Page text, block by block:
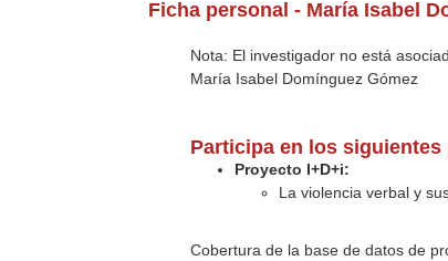
Ficha personal - María Isabel
Nota: El investigador no está
María Isabel Domínguez Gómez
Participa en los
Proyecto I+D+i:
La violencia verbal y
Cobertura de la base de datos de